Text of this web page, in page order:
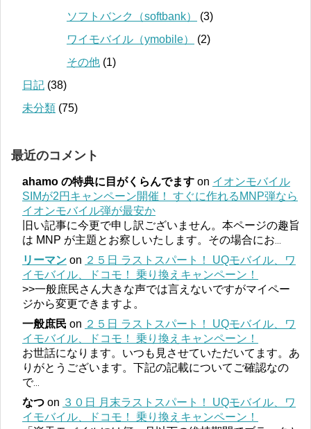
ソフトバンク（softbank）
(3)
ワイモバイル（ymobile）
(2)
その他 (1)
日記 (38)
未分類 (75)
最近のコメント
ahamo の特典に目がくらんでます on イオンモバイル
SIMが2円キャンペーン開催！ すぐに作れるMNP弾なら
イオンモバイル弾が最安か
旧い記事に今更で申し訳ございません。本ページの趣旨
は MNP が主題とお察しいたします。その場合にお
リーマン on ２５日 ラストスパート！ UQモバイル、ワ
イモバイル、ドコモ！ 乗り換えキャンペーン！
>>一般庶民さん大きな声では言えないですがマイペー
ジから変更できますよ。
一般庶民 on ２５日 ラストスパート！ UQモバイル、ワ
イモバイル、ドコモ！ 乗り換えキャンペーン！
お世話になります。いつも見させていただいてます。あ
りがとうございます。下記の記載についてご確認なの
で...
なつ on ３０日 月末ラストスパート！ UQモバイル、ワ
イモバイル、ドコモ！ 乗り換えキャンペーン！